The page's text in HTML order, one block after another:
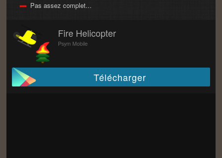
Pas assez complet...
Fire Helicopter
Psym Mobile
Télécharger